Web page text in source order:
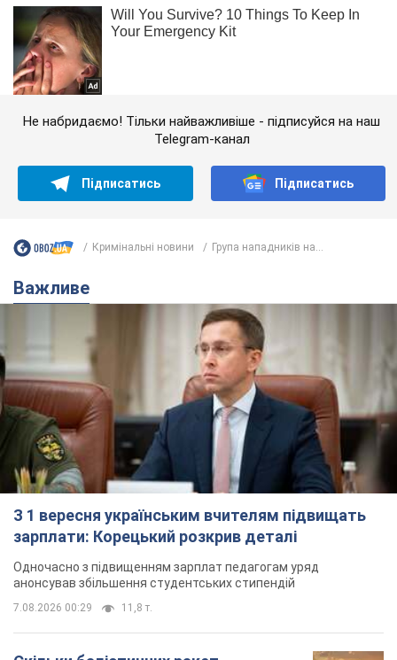
Не набридаємо! Тільки найважливіше - підписуйся на наш
Telegram-канал
Підписатись Підписатись
Кримінальні новини Група нападників на...
Важливе
З 1 вересня українським вчителям підвищать
зарплати: Корецький розкрив деталі
Одночасно з підвищенням зарплат педагогам уряд
анонсував збільшення студентських стипендій
7.08.2026 00:29 11,8 т.